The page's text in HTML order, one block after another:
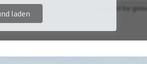
laden